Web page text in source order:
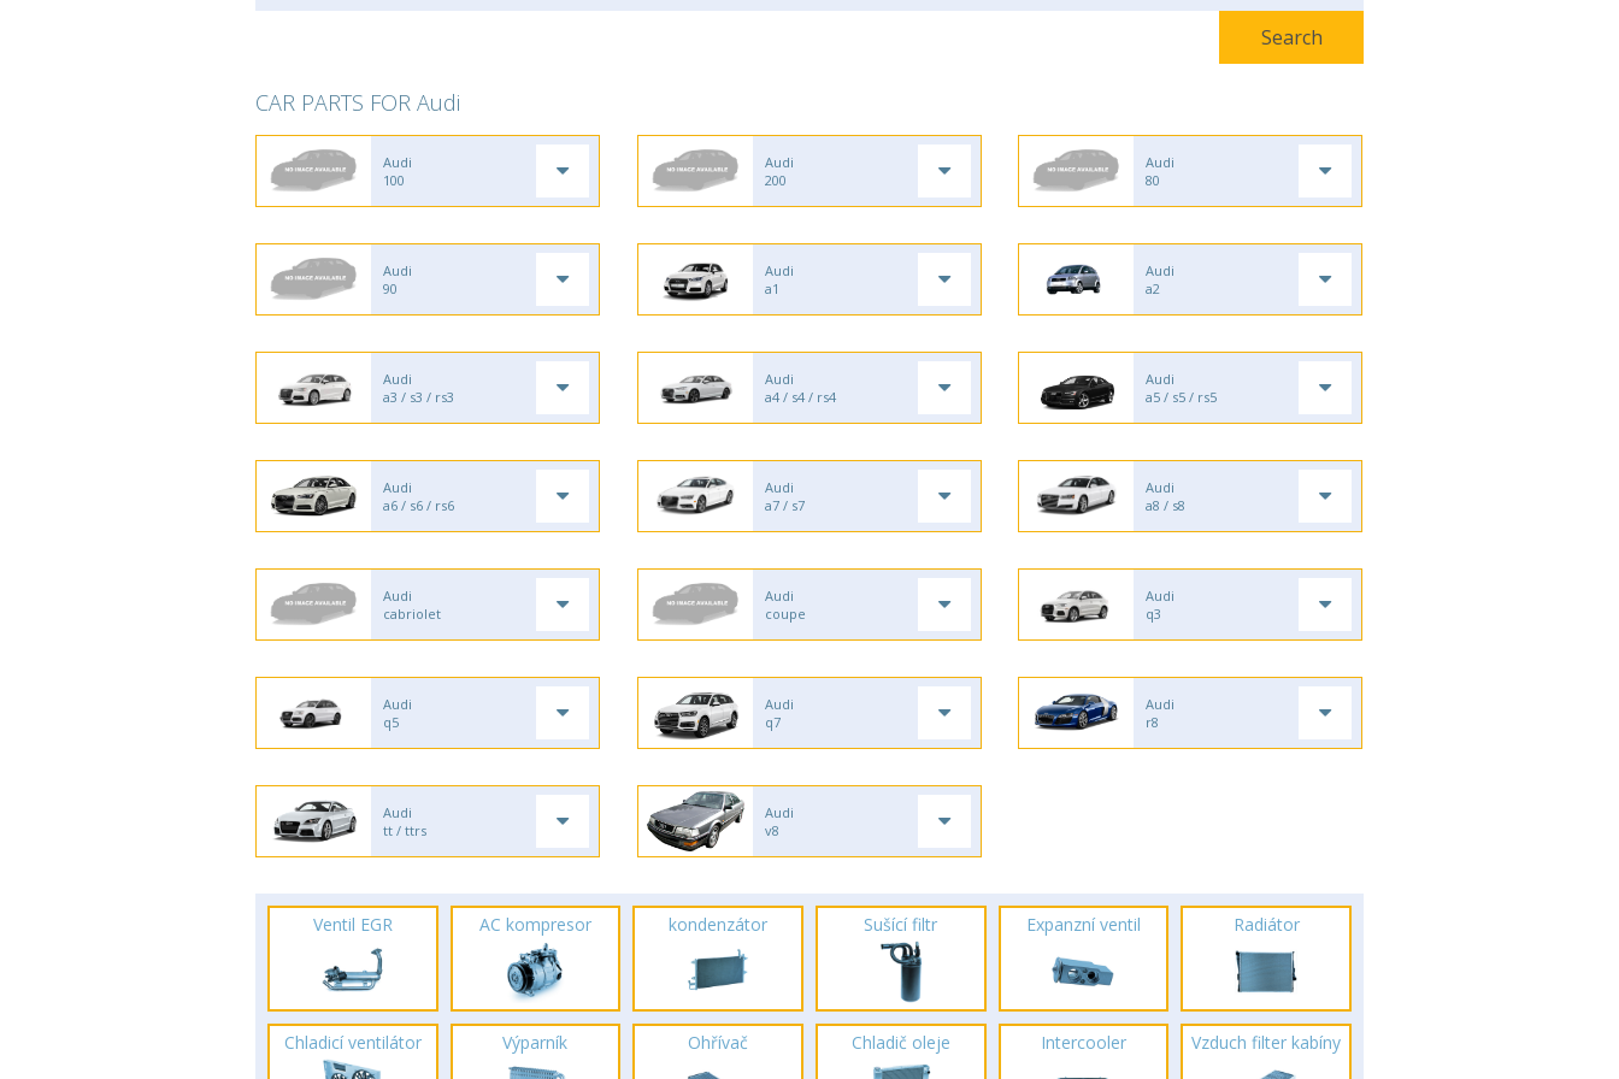
CAR PARTS FOR Audi
Audi
100
Audi
200
Audi
80
Audi
90
Audi
a1
Audi
a2
Audi
a3 / s3 / rs3
Audi
a4 / s4 / rs4
Audi
a5 / s5 / rs5
Audi
a6 / s6 / rs6
Audi
a7 / s7
Audi
a8 / s8
Audi
cabriolet
Audi
coupe
Audi
q3
Audi
q5
Audi
q7
Audi
r8
Audi
tt / ttrs
Audi
v8
Ventil EGR AC kompresor kondenzátor Sušící filtr Expanzní ventil Radiátor
Chladicí ventilátor Výparník Ohřívač Chladič oleje Intercooler Vzduch filter kabíny